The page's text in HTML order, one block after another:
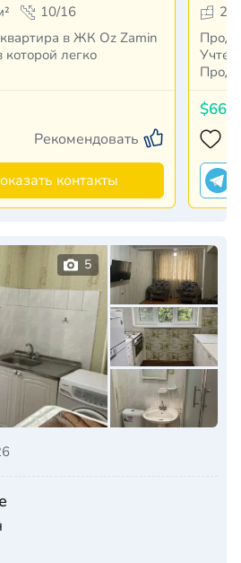
10/16
в ЖК Oz Zamin
легко
Рекомендовать
контакты
2
5